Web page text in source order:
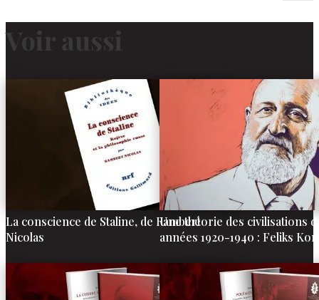
Voir aussi
La conscience de Staline, de Rambert
Nicolas
Une théorie des civilisations
années 1920-1940 : Feliks